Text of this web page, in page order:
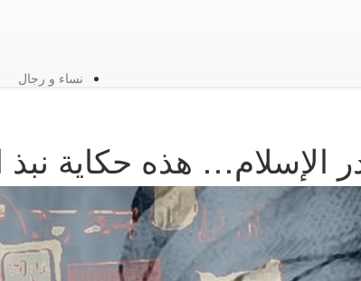
نساء و رجال
هذه حكاية نبذ